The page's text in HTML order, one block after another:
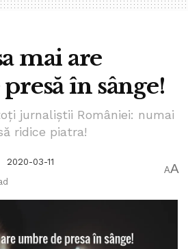
mai are
în sânge!
jurnaliștii României: numai
ridice piatra!
2020-03-11
AA